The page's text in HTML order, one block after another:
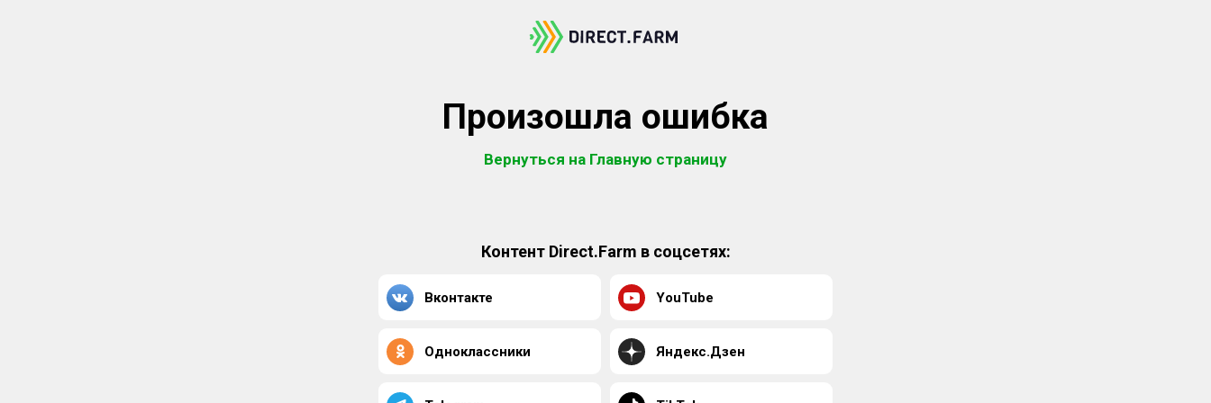
Произошла ошибка
Вернуться на Главную страницу
Контент Direct.Farm в соцсетях:
Вконтакте YouTube
Одноклассники Яндекс.Дзен